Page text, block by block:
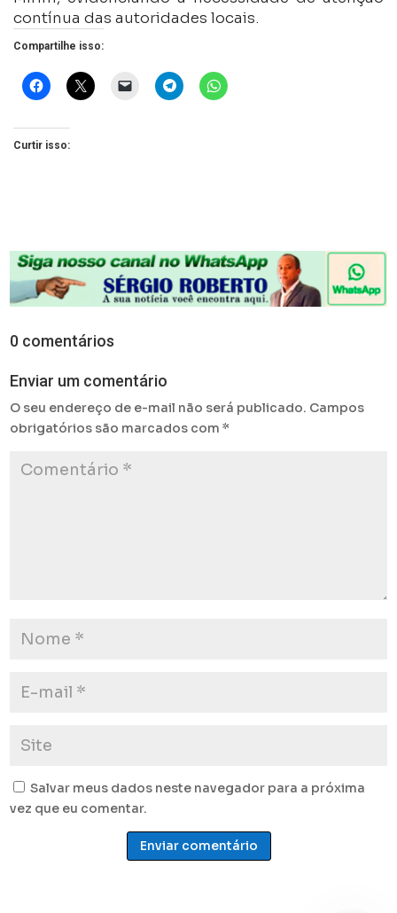
contínua das autoridades locais.
Compartilhe isso:
Curtir isso:
0 comentários
Enviar um comentário
O seu endereço de e-mail não será publicado. Campos
obrigatórios são marcados com*
Salvar meus dados neste navegador para a próxima
vez que eu comentar.
Enviar comentário